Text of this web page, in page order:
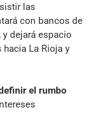
las
con bancos de
dejará espacio
La Rioja y
el rumbo